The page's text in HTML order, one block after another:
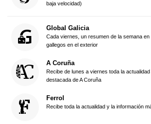
baja velocidad)
Global Galicia
Cada viernes, un resumen de la semana
gallegos en el exterior
A Coruña
Recibe de lunes a viernes toda la
destacada de A Coruña
Ferrol
Recibe toda la actualidad y la información